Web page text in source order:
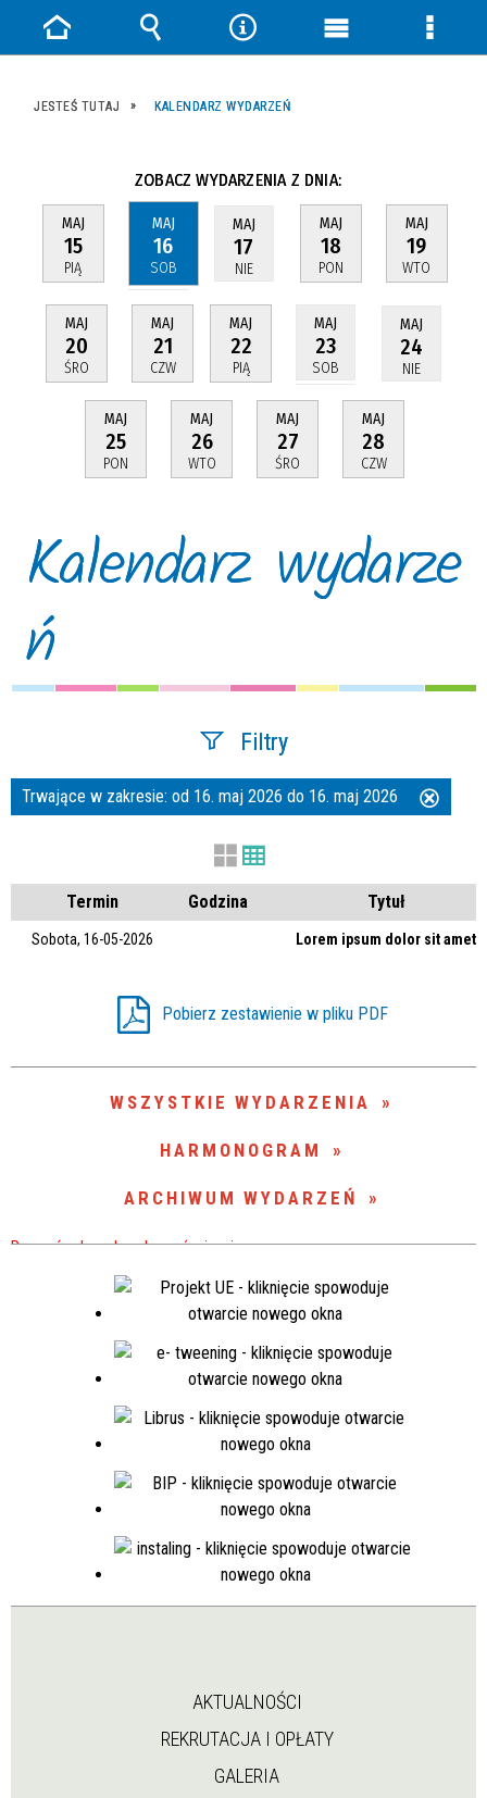
JESTEŚ TUTAJ KALENDARZ WYDARZEŃ
ZOBACZ WYDARZENIA Z DNIA:
MAJ
15
PIĄ
MAJ
16
SOB
MAJ
17
NIE
MAJ
18
PON
MAJ
19
WTO
MAJ
20
ŚRO
MAJ
21
CZW
MAJ
22
PIĄ
MAJ
23
SOB
MAJ
24
NIE
MAJ
25
PON
MAJ
26
WTO
MAJ
27
ŚRO
MAJ
28
CZW
Kalendarz wydarze
ń
Filtry
Szukana fraza
Kategoria
—
Miejsce
Trwające w zakresie: od 16. maj 2026 do 16. maj 2026
Termin Godzina Tytuł
Sobota, 16-05-2026 Lorem ipsum dolor sit amet
Pobierz zestawienie w pliku PDF
WSZYSTKIE WYDARZENIA
HARMONOGRAM
ARCHIWUM WYDARZEŃ
AKTUALNOŚCI
REKRUTACJA I OPŁATY
GALERIA
Strona
główna
Wyszukiwarka
NarzędziaMenu
Menu